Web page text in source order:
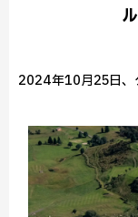
2024年10月25日、